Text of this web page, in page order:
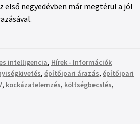
negyedévben már megtérül a jól
intelligencia, Hírek - Információk
, építőipari árazás, építőipari
, kockázatelemzés, költségbecslés,